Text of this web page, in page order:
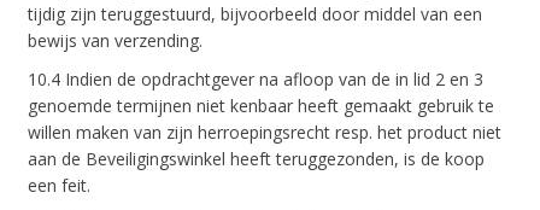
tijdig zijn teruggestuurd, bijvoorbeeld door middel van een
bewijs van verzending.
10.4 Indien de opdrachtgever na afloop van de in lid 2 en 3
genoemde termijnen niet kenbaar heeft gemaakt gebruik te
willen maken van zijn herroepingsrecht resp. het product niet
aan de Beveiligingswinkel heeft teruggezonden, is de koop
een feit.